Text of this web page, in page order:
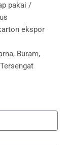
pakai /
ekspor
Buram,